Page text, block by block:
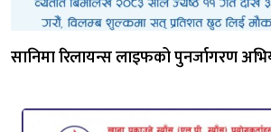
सानिमा रिलायन्स लाइफको पुनर्जागरण